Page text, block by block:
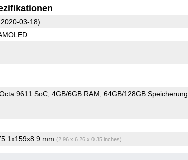
03-18)
9611 SoC 4GB/6GB RAM 64GB/128GB Speicherung
mm (2.96 x 6.26 x 0.35 inches)